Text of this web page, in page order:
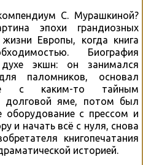
С. Мурашкиной?
эпохи грандиозных
Европы, когда книга
Биография
экшн: он занимался
паломников, основал
с каким-то тайным
долговой яме, потом был
оборудование с прессом и
и начать всё с нуля, снова
книгопечатания
историей.